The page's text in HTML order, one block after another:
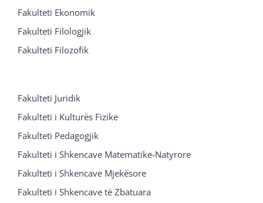
Fakulteti Ekonomik
Fakulteti Filologjik
Fakulteti Filozofik
Fakulteti Juridik
Fakulteti i Kulturës Fizike
Fakulteti Pedagogjik
Fakulteti i Shkencave Matematike-Natyrore
Fakulteti i Shkencave Mjekësore
Fakulteti i Shkencave të Zbatuara